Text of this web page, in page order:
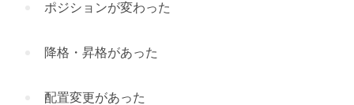
ポジションが変わった
降格・昇格があった
配置変更があった